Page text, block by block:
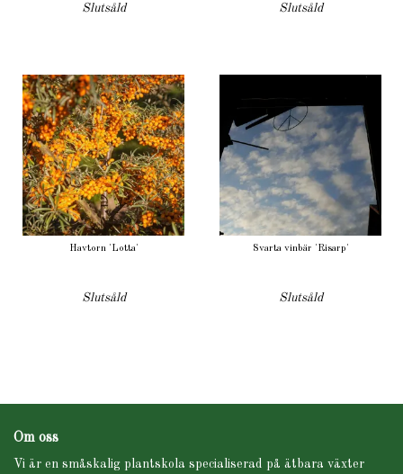
Slutsåld Slutsåld
Havtorn 'Lotta'
Slutsåld
Svarta vinbär 'Risarp'
Slutsåld
Om oss
Vi är en småskalig plantskola specialiserad på ätbara växter